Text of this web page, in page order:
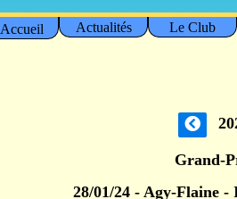
Accueil Actualités Le Club
Grand-
28/01/24 - Agy-Flaine